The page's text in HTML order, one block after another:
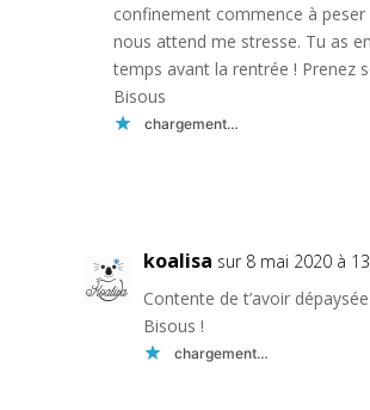
confinement commence à
nous attend me stresse. Tu as
temps avant la rentrée ! Prenez
Bisous
chargement…
koalisa sur 8 mai 2020 à
Contente de t’avoir
Bisous !
chargement…